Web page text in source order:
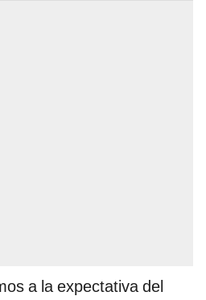
a la expectativa del